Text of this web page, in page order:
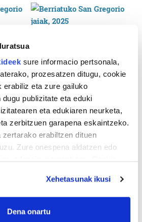
sure informacio pertsonala,
prozesatzen ditugu, cookie
erabiliz eta zure gailuko
publizitate eta eduki
eta edukiaren neurketa,
zerbitzuen garapena eskaintzeko.
zertarako erabiltzen dituen
Zure onespena aldatzen edo
also like to:
about your geographical
Xehetasunak ikusi
Dena onartu